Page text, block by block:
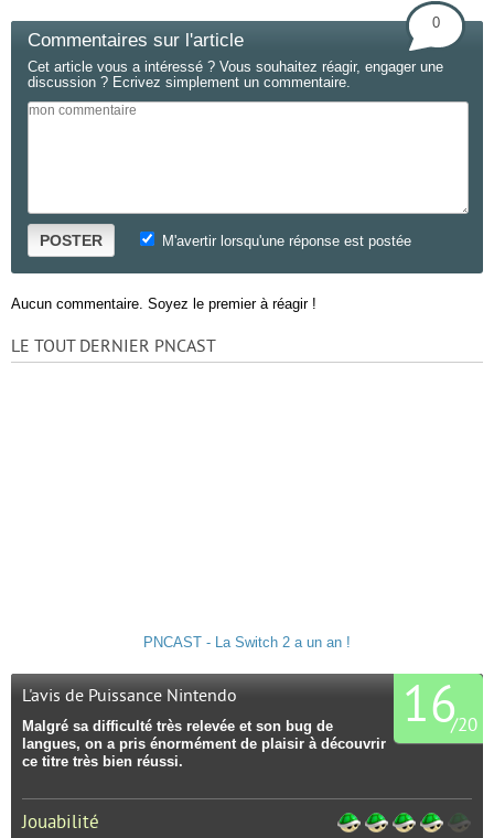
Commentaires sur l'article
0
Cet article vous a intéressé ? Vous souhaitez réagir, engager une
discussion ? Ecrivez simplement un commentaire.
POSTER M'avertir lorsqu'une réponse est postée
Aucun commentaire. Soyez le premier à réagir !
LE TOUT DERNIER PNCAST
PNCAST - La Switch 2 a un an !
16
/20
L'avis de Puissance Nintendo
Malgré sa difficulté très relevée et son bug de
langues, on a pris énormément de plaisir à découvrir
ce titre très bien réussi.
Jouabilité